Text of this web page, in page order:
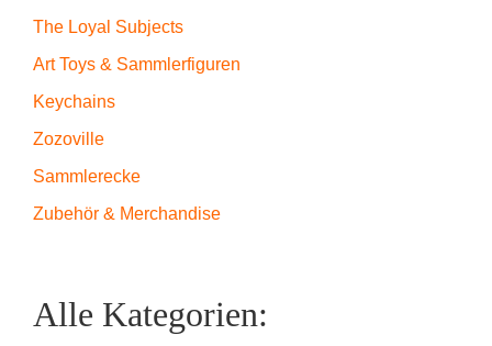
The Loyal Subjects
Art Toys & Sammlerfiguren
Keychains
Zozoville
Sammlerecke
Zubehör & Merchandise
Alle Kategorien: